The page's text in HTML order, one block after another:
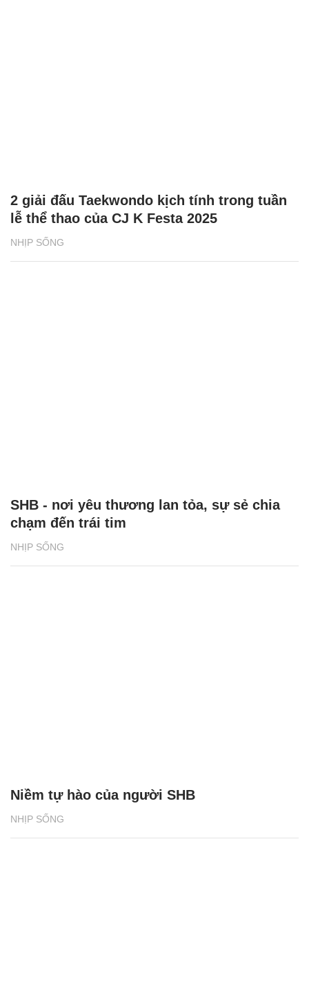
NHỊP SỐNG
2 giải đấu Taekwondo kịch tính trong tuần
lễ thể thao của CJ K Festa 2025
NHỊP SỐNG
SHB - nơi yêu thương lan tỏa, sự sẻ chia
chạm đến trái tim
NHỊP SỐNG
Niềm tự hào của người SHB